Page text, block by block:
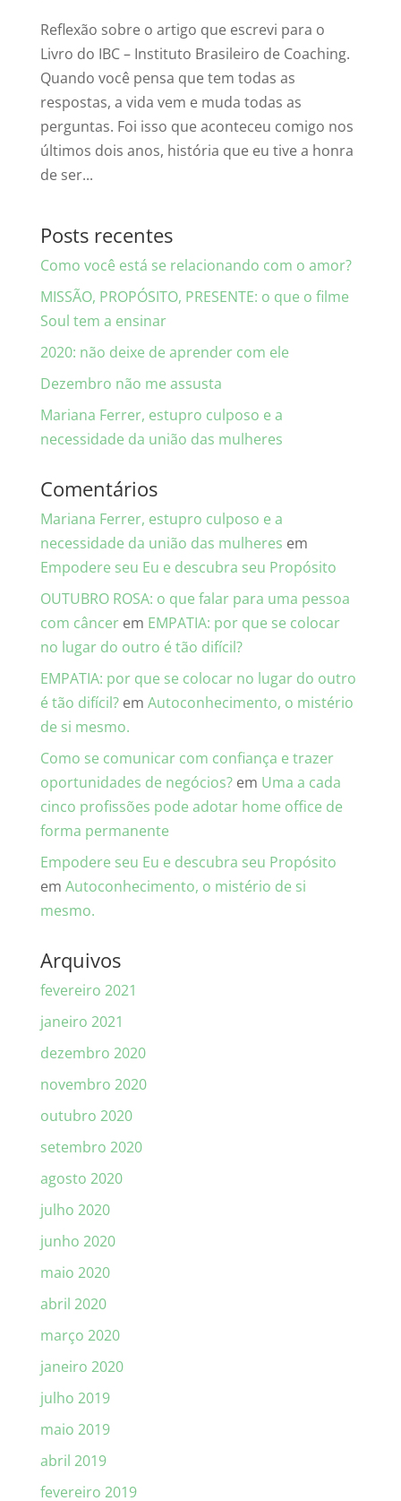
Reflexão sobre o artigo que escrevi para o
Livro do IBC – Instituto Brasileiro de Coaching.
Quando você pensa que tem todas as
respostas, a vida vem e muda todas as
perguntas. Foi isso que aconteceu comigo nos
últimos dois anos, história que eu tive a honra
de ser...
Posts recentes
Como você está se relacionando com o amor?
MISSÃO, PROPÓSITO, PRESENTE: o que o filme
Soul tem a ensinar
2020: não deixe de aprender com ele
Dezembro não me assusta
Mariana Ferrer, estupro culposo e a
necessidade da união das mulheres
Comentários
Mariana Ferrer, estupro culposo e a
necessidade da união das mulheres em
Empodere seu Eu e descubra seu Propósito
OUTUBRO ROSA: o que falar para uma pessoa
com câncerem EMPATIA: por que se colocar
no lugar do outro é tão difícil?
EMPATIA: por que se colocar no lugar do outro
é tão difícil?em Autoconhecimento, o mistério
de si mesmo.
Como se comunicar com confiança e trazer
oportunidades de negócios?em Uma a cada
cinco profissões pode adotar home office de
forma permanente
Empodere seu Eu e descubra seu Propósito
em Autoconhecimento, o mistério de si
mesmo.
Arquivos
fevereiro 2021
janeiro 2021
dezembro 2020
novembro 2020
outubro 2020
setembro 2020
agosto 2020
julho 2020
junho 2020
maio 2020
abril 2020
março 2020
janeiro 2020
julho 2019
maio 2019
abril 2019
fevereiro 2019